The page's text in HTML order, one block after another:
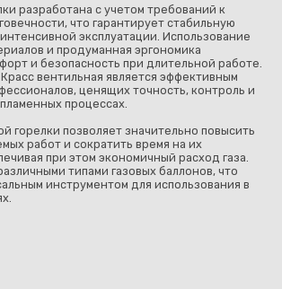
разработана с учетом требований к
что гарантирует стабильную
эксплуатации. Использование
и продуманная эргономика
и безопасность при длительной работе.
Красс вентильная является эффективным
ценящих точность, контроль и
процессах.
горелки позволяет значительно повысить
работ и сократить время на их
при этом экономичный расход газа.
типами газовых баллонов, что
инструментом для использования в